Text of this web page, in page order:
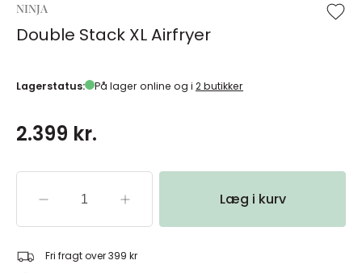
NINJA
Double Stack XL Airfryer
Lagerstatus: På lager online og i 2 butikker
2.399 kr.
Læg i kurv
Fri fragt over 399 kr